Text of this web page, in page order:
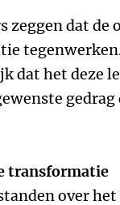
zeggen dat
dat het deze
transformatie
over